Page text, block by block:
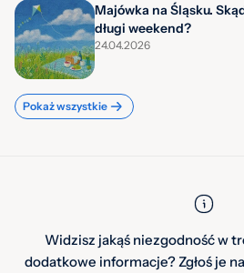
Majówka na Śląsku.
długi weekend?
24.04.2026
Pokaż wszystkie
Widzisz jakąś niezgodność w
dodatkowe informacje? Zgłoś je